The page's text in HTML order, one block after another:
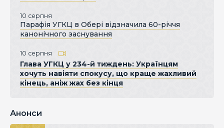
10 серпня
Парафія УГКЦ в Обері відзначила 60-річчя
канонічного заснування
10 серпня
Глава УГКЦ у 234-й тиждень: Українцям
хочуть навіяти спокусу, що краще жахливий
кінець, аніж жах без кінця
Анонси